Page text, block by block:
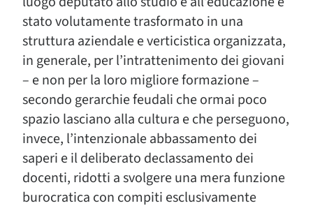
stato volutamente trasformato in una
struttura aziendale e verticistica organizzata,
in generale, per l’intrattenimento dei giovani
– e non per la loro migliore formazione –
secondo gerarchie feudali che ormai poco
spazio lasciano alla cultura e che perseguono,
invece, l’intenzionale abbassamento dei
saperi e il deliberato declassamento dei
docenti, ridotti a svolgere una mera funzione
burocratica con compiti esclusivamente